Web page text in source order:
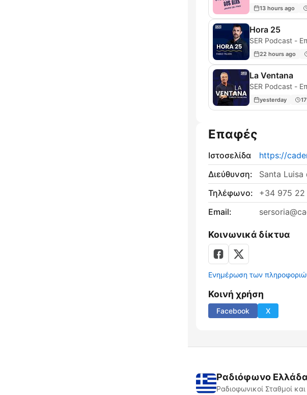
13 hours ago
Hora 25
SER Podcast -
22 hours ago
La Ventana
SER Podcast -
yesterday
Επαφές
Ιστοσελίδα
https://
Διεύθυνση:
Santa Luisa
Τηλέφωνο:
+34 975 22
Email:
Κοινωνικά δίκτυα
Ενημέρωση των
Κοινή χρήση
Facebook X
Ραδιόφωνο Ελλάδα
Ραδιοφωνικοί Σταθμοί